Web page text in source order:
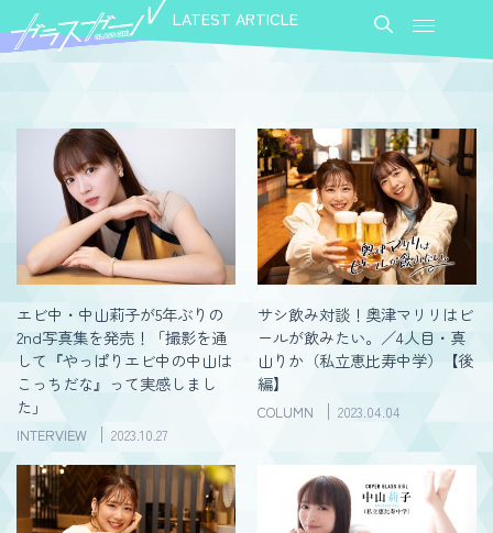
LATEST ARTICLE
エビ中・中山莉子が5年ぶりの
2nd写真集を発売！「撮影を通
して『やっぱりエビ中の中山は
こっちだな』って実感しまし
た」
INTERVIEW 2023.10.27
サシ飲み対談！奥津マリリはビ
ールが飲みたい。／4人目・真
山りか（私立恵比寿中学）【後
編】
COLUMN 2023.04.04